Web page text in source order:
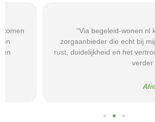
“Via begeleid-wonen.nl kwam ik
zorgaanbieder die echt bij mijn situatie
rust, duidelijkheid en het vertrouwen dat
verder kon.”